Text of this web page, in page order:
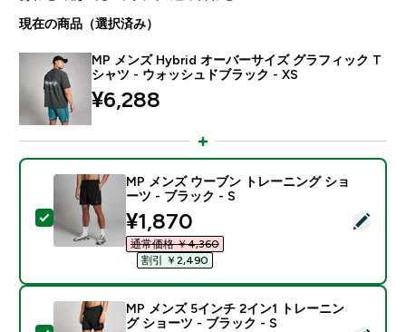
現在の商品（選択済み）
MP メンズ Hybrid オーバーサイズ グラフィック T
シャツ - ウォッシュドブラック - XS
¥6,288‎
この商品を選択 - MP メンズ ウーブン トレーニング
MP メンズ ウーブン トレーニング ショ
ーツ - ブラック - S
discounted price
¥1,870‎
通常価格 ￥4,360‎
割引 ￥2,490‎
MP メンズ 5インチ 2イン1 トレーニン
グ ショーツ - ブラック - S